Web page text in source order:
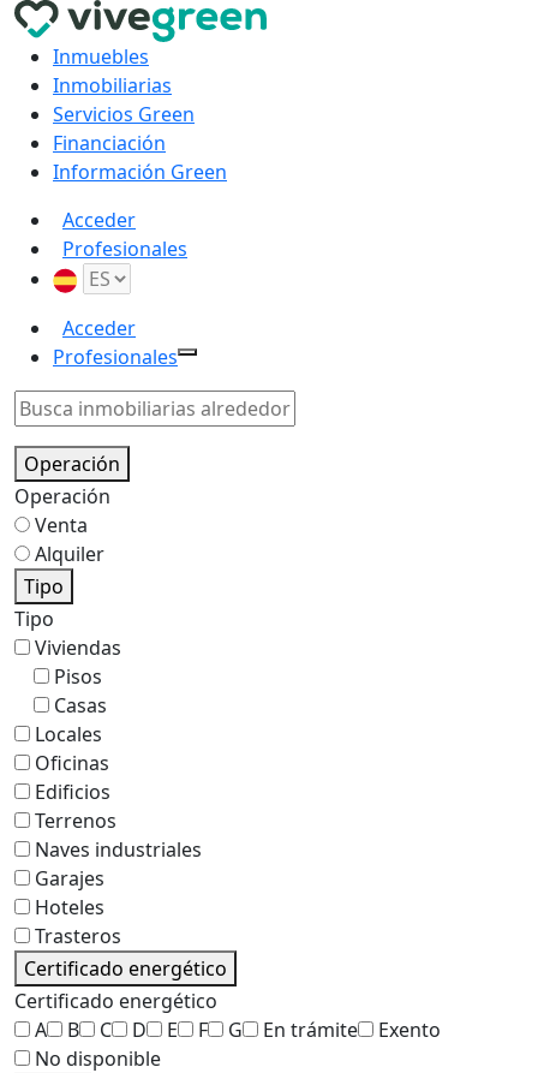
Inmuebles
Inmobiliarias
Servicios Green
Financiación
Información Green
Acceder
Profesionales
Acceder
Profesionales
Operación
Operación
Venta
Alquiler
Tipo
Tipo
Viviendas
Pisos
Casas
Locales
Oficinas
Edificios
Terrenos
Naves industriales
Garajes
Hoteles
Trasteros
Certificado energético
Certificado energético
A
B C D E F G En trámite
Exento
No disponible